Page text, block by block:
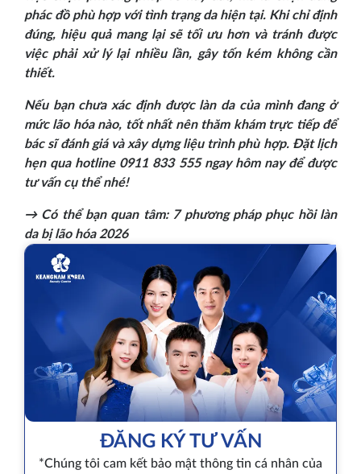
phác đồ phù hợp với tình trạng da hiện tại. Khi chỉ định
đúng, hiệu quả mang lại sẽ tối ưu hơn và tránh được
việc phải xử lý lại nhiều lần, gây tốn kém không cần
thiết.
Nếu bạn chưa xác định được làn da của mình đang ở
mức lão hóa nào, tốt nhất nên thăm khám trực tiếp để
bác sĩ đánh giá và xây dựng liệu trình phù hợp. Đặt lịch
hẹn qua hotline 0911 833 555 ngay hôm nay để được
tư vấn cụ thể nhé!
→ Có thể bạn quan tâm: 7 phương pháp phục hồi làn
da bị lão hóa 2026
ĐĂNG KÝ TƯ VẤN
*Chúng tôi cam kết bảo mật thông tin cá nhân của